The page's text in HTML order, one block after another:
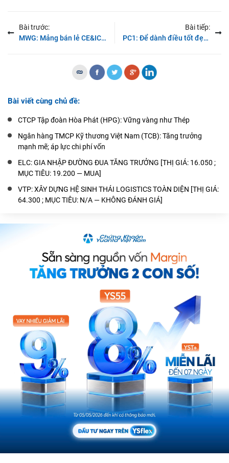
Bài trước:
MWG: Mảng bán lẻ CE&ICT đang hồi phục [Thị giá: 67.100 ; Mục Tiêu: 75.100 — MUA]
Bài tiếp:
PC1: Để dành điều tốt đẹp cho Quý 3? [Thị giá: 25,900 ; Mục tiêu: 29.798 — MUA]
Bài viết cùng chủ đề:
CTCP Tập đoàn Hòa Phát (HPG): Vững vàng như Thép
Ngân hàng TMCP Kỹ thương Việt Nam (TCB): Tăng trưởng
mạnh mẽ; áp lực chi phí vốn
ELC: GIA NHẬP ĐƯỜNG ĐUA TĂNG TRƯỞNG [THỊ GIÁ: 16.050 ;
MỤC TIÊU: 19.200 — MUA]
VTP: XÂY DỰNG HỆ SINH THÁI LOGISTICS TOÀN DIỆN [THỊ GIÁ:
64.300 ; MỤC TIÊU: N/A — KHÔNG ĐÁNH GIÁ]